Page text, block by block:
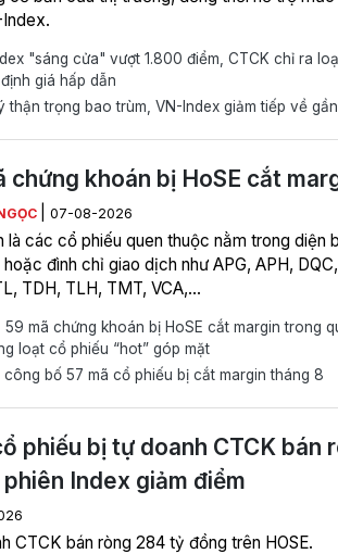
"sáng cửa" vượt 1.800 điểm, CTCK chỉ ra
giá hấp dẫn
thận trọng bao trùm, VN-Index giảm tiếp về
chứng khoán bị HoSE cắt
07-08-2026
là các cổ phiếu quen thuộc nằm trong diện
đình chỉ giao dịch như APG, APH,
TDH, TLH, TMT, VCA,…
mã chứng khoán bị HoSE cắt margin trong
loạt cổ phiếu “hot” góp mặt
công bố 57 mã cổ phiếu bị cắt margin tháng 8
phiếu bị tự doanh CTCK bán
Index giảm điểm
CTCK bán ròng 284 tỷ đồng trên HOSE.